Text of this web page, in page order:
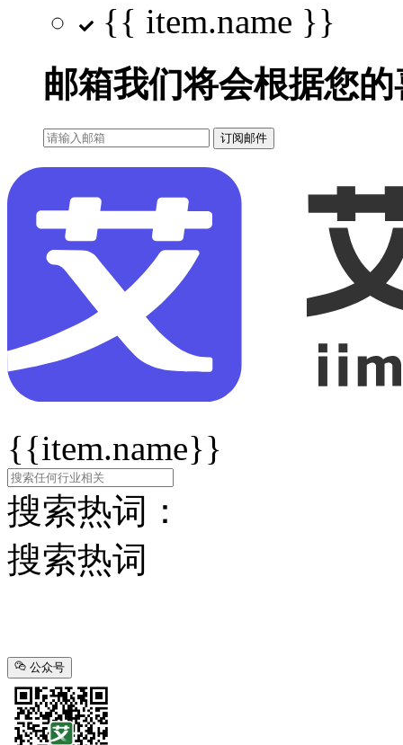
{{ item.name }}
邮箱我们将会根据您
订阅邮件
{{item.name}}
搜索热词：
搜索热词
公众号